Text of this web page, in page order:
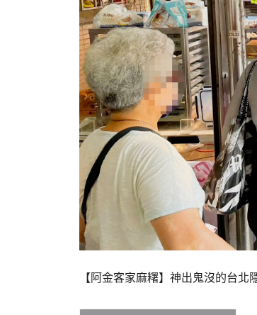
【阿金客家麻糬】神出鬼沒的台